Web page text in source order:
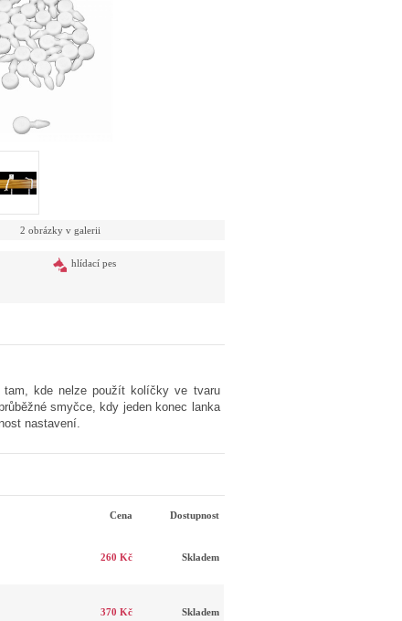
2 obrázky v galerii
hlídací pes
tam, kde nelze použít kolíčky ve tvaru
smyčce, kdy jeden konec lanka
nastavení.
Cena Dostupnost
260 Kč Skladem
370 Kč Skladem